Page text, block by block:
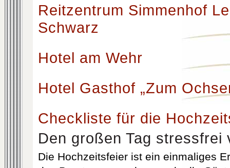
Reitzentrum Simmenhof
Schwarz
Hotel am Wehr
Hotel Gasthof „Zum
Checkliste für die
Den großen Tag stressfrei
Die Hochzeitsfeier ist ein einmaliges